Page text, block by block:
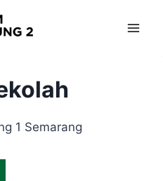
1 Semarang